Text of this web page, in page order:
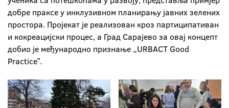
добре праксе у инклузивном планирању јавних зелених
простора. Пројекат је реализован кроз партиципативан
и кокреацијски процес, а Град Сарајево за овај концепт
добио је међународно признање „URBACT Good
Practiceˮ.